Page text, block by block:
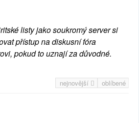
listy jako soukromý server si
přístup na diskusní fóra
pokud to uznají za důvodné.
nejnovější oblíbené